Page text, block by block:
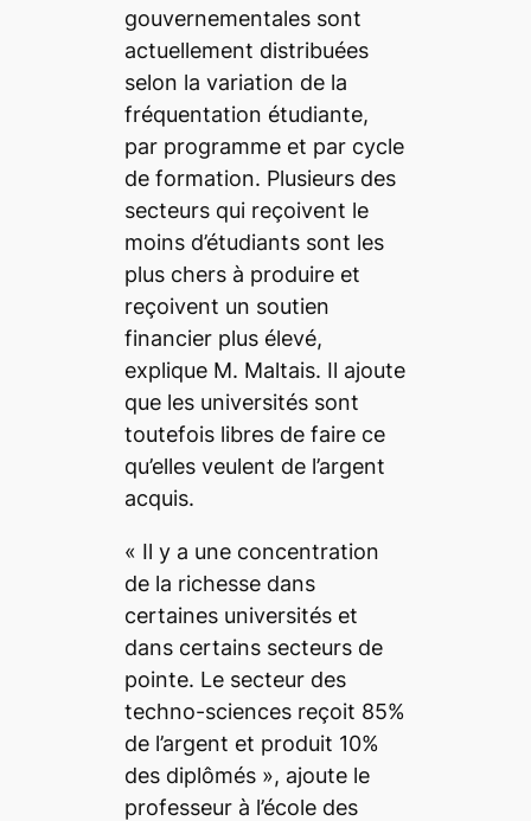
gouvernementales sont
actuellement distribuées
selon la variation de la
fréquentation étudiante,
par programme et par cycle
de formation. Plusieurs des
secteurs qui reçoivent le
moins d’étudiants sont les
plus chers à produire et
reçoivent un soutien
financier plus élevé,
explique M. Maltais. Il ajoute
que les universités sont
toutefois libres de faire ce
qu’elles veulent de l’argent
acquis.
« Il y a une concentration
de la richesse dans
certaines universités et
dans certains secteurs de
pointe. Le secteur des
techno-sciences reçoit 85%
de l’argent et produit 10%
des diplômés», ajoute le
professeur à l’école des